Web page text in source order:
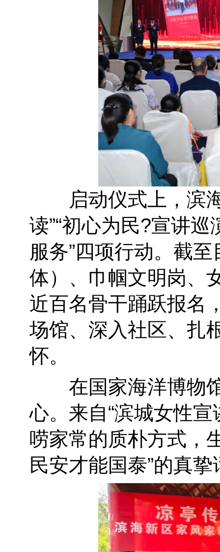
启动仪式上，滨海
读”“初心为民?宣讲巡
服务”四项行动。截
体）、巾帼文明岗、
近百名骨干踊跃报名
场馆、深入社区、扎
怀。
在国家海洋博物馆
心。来自“滨城女性
唠家常的质朴方式，
民安才能国泰”的真